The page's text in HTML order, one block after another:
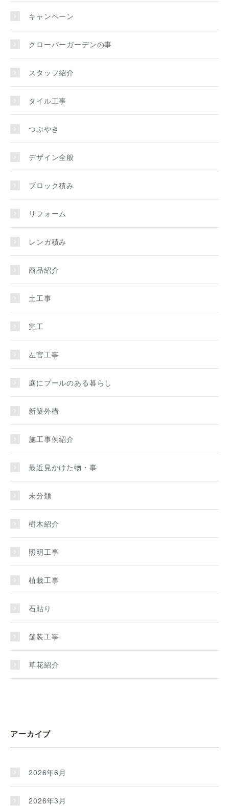
キャンペーン
クローバーガーデンの事
スタッフ紹介
タイル工事
つぶやき
デザイン全般
ブロック積み
リフォーム
レンガ積み
商品紹介
土工事
完工
左官工事
庭にプールのある暮らし
新築外構
施工事例紹介
最近見かけた物・事
未分類
樹木紹介
照明工事
植栽工事
石貼り
舗装工事
草花紹介
アーカイブ
2026年6月
2026年3月